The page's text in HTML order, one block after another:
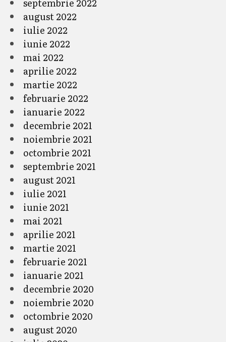
august 2022
iulie 2022
iunie 2022
mai 2022
aprilie 2022
martie 2022
februarie 2022
ianuarie 2022
decembrie 2021
noiembrie 2021
octombrie 2021
septembrie 2021
august 2021
iulie 2021
iunie 2021
mai 2021
aprilie 2021
martie 2021
februarie 2021
ianuarie 2021
decembrie 2020
noiembrie 2020
octombrie 2020
august 2020